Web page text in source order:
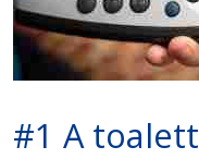
#1 A toalett